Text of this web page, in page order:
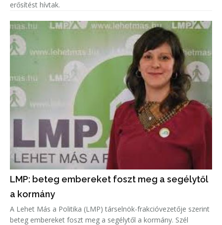
erősítést hívtak.
LMP: beteg embereket foszt meg a segélytől
a kormány
A Lehet Más a Politika (LMP) társelnök-frakcióvezetője szerint
beteg embereket foszt meg a segélytől a kormány. Szél